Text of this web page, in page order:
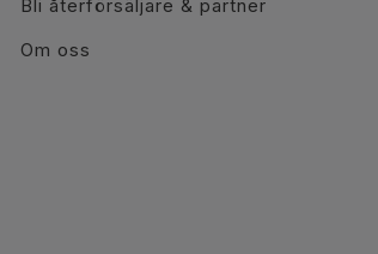
Bli återförsäljare & partner
Om oss